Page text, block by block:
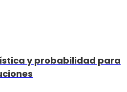
y probabilidad para